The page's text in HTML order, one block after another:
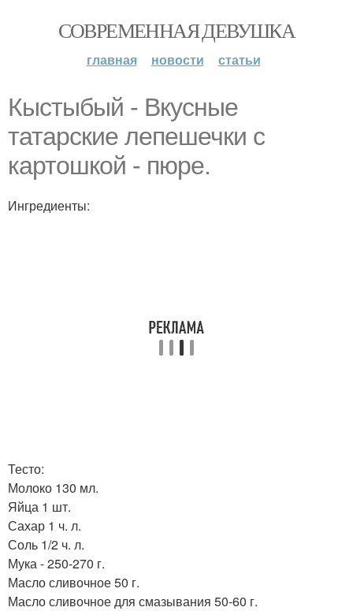
СОВРЕМЕННАЯ ДЕВУШКА
главная новости статьи
Кыстыбый - Вкусные
татарские лепешечки с
картошкой - пюре.
Ингредиенты:
Тесто:
Молоко 130 мл.
Яйца 1 шт.
Сахар 1 ч. л.
Соль 1/2 ч. л.
Мука - 250-270 г.
Масло сливочное 50 г.
Масло сливочное для смазывания 50-60 г.